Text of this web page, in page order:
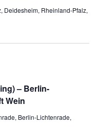
Deidesheim, Rheinland-Pfalz,
– Berlin-
Wein
Berlin-Lichtenrade,